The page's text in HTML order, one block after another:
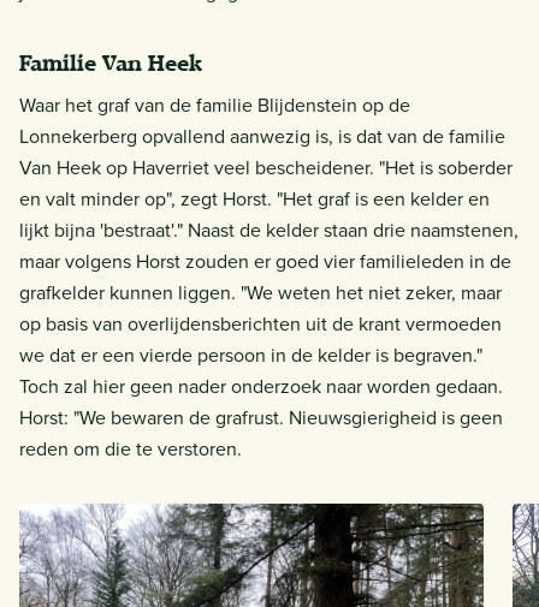
Familie Van Heek
Waar het graf van de familie Blijdenstein op de
Lonnekerberg opvallend aanwezig is, is dat van de familie
Van Heek op Haverriet veel bescheidener. "Het is soberder
en valt minder op", zegt Horst. "Het graf is een kelder en
lijkt bijna 'bestraat'." Naast de kelder staan drie naamstenen,
maar volgens Horst zouden er goed vier familieleden in de
grafkelder kunnen liggen. "We weten het niet zeker, maar
op basis van overlijdensberichten uit de krant vermoeden
we dat er een vierde persoon in de kelder is begraven."
Toch zal hier geen nader onderzoek naar worden gedaan.
Horst: "We bewaren de grafrust. Nieuwsgierigheid is geen
reden om die te verstoren.